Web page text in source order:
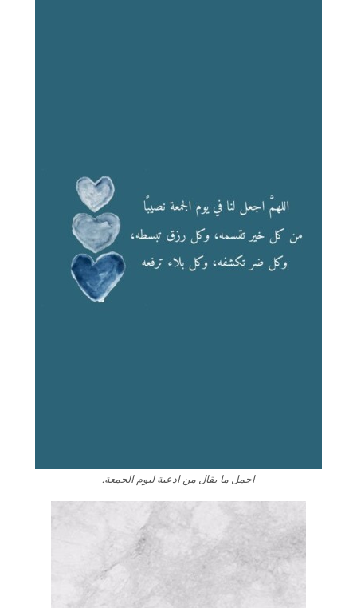
اجمل ما يقال من ادعية ليوم الجمعة.